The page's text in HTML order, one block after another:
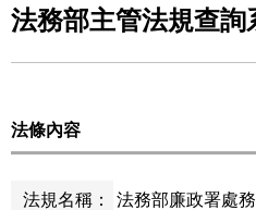
法務部主管法規查詢
法條內容
法規名稱： 法務部廉政署處